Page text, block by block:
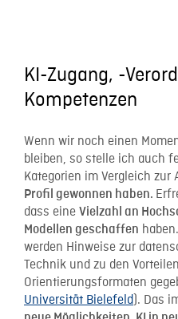
KI-Zugang, -
Kompetenzen
Wenn wir noch einen
bleiben, so stelle ich auch
Kategorien im Vergleich zur
Profil gewonnen haben.
dass eine Vielzahl an
Modellen geschaffen
werden Hinweise zur
Technik und zu den
Orientierungsformaten
Universität Bielefeld). Das